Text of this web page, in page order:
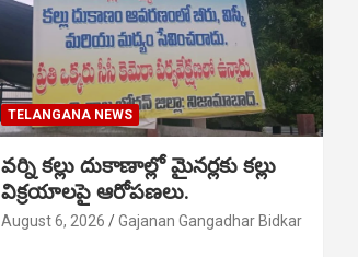
TELANGANA NEWS
వర్ని కల్లు దుకాణాల్లో మైనర్లకు కల్లు
విక్రయాలపై ఆరోపణలు.
August 6, 2026 Gajanan Gangadhar Bidkar